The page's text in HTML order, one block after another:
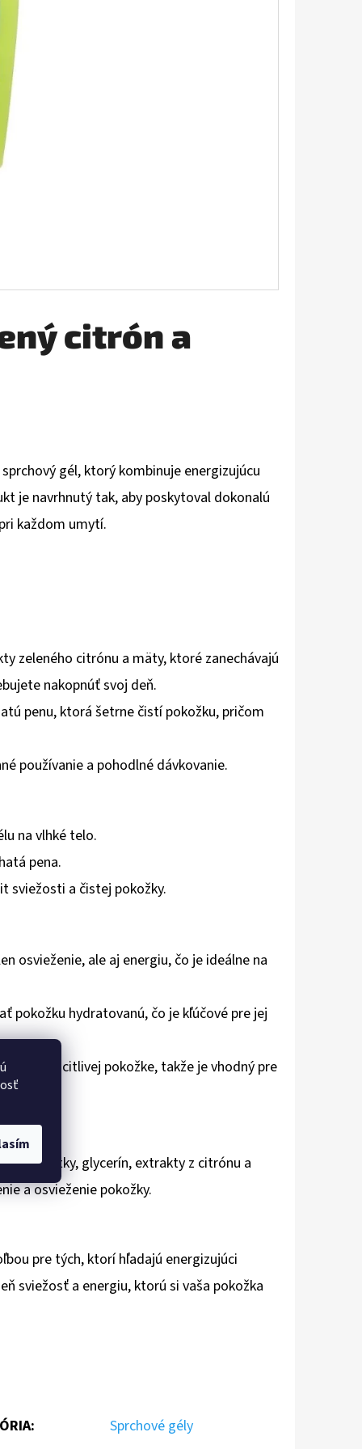
citrón a
gél, ktorý kombinuje energizujúcu
je navrhnutý tak, aby poskytoval dokonalú
každom umytí.
zeleného citrónu a mäty, ktoré zanechávajú
nakopnúť svoj deň.
penu, ktorá šetrne čistí pokožku, pričom
používanie a pohodlné dávkovanie.
na vlhké telo.
pena.
sviežosti a čistej pokožky.
osvieženie, ale aj energiu, čo je ideálne na
pokožku hydratovanú, čo je kľúčové pre jej
aj k citlivej pokožke, takže je vhodný pre
látky, glycerín, extrakty z citrónu a
a osvieženie pokožky.
pre tých, ktorí hľadajú energizujúci
sviežosť a energiu, ktorú si vaša pokožka
: Sprchové gély
645ML